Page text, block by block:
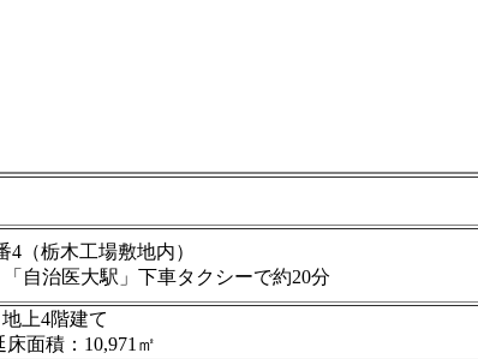
4（栃木工場敷地内）
自治医大駅」下車タクシーで約20分
上4階建て
面積：10,971㎡